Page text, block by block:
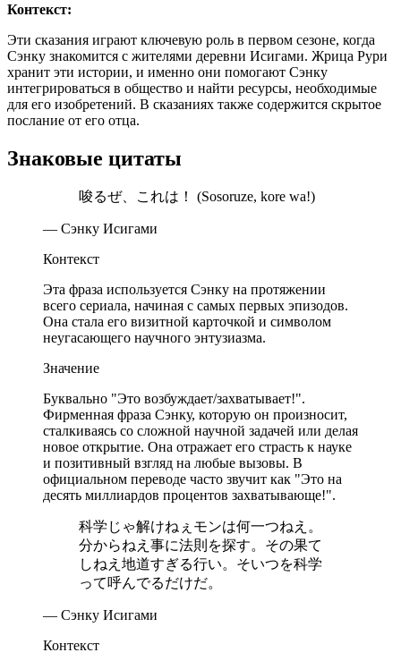
Контекст:
Эти сказания играют ключевую роль в первом сезоне, когда
Сэнку знакомится с жителями деревни Исигами. Жрица Рури
хранит эти истории, и именно они помогают Сэнку
интегрироваться в общество и найти ресурсы, необходимые
для его изобретений. В сказаниях также содержится скрытое
послание от его отца.
Знаковые цитаты
唆るぜ、これは！ (Sosoruze, kore wa!)
— Сэнку Исигами
Контекст
Эта фраза используется Сэнку на протяжении
всего сериала, начиная с самых первых эпизодов.
Она стала его визитной карточкой и символом
неугасающего научного энтузиазма.
Значение
Буквально "Это возбуждает/захватывает!".
Фирменная фраза Сэнку, которую он произносит,
сталкиваясь со сложной научной задачей или делая
новое открытие. Она отражает его страсть к науке
и позитивный взгляд на любые вызовы. В
официальном переводе часто звучит как "Это на
десять миллиардов процентов захватывающе!".
科学じゃ解けねぇモンは何一つねえ。
分からねえ事に法則を探す。その果て
しねえ地道すぎる行い。そいつを科学
って呼んでるだけだ。
— Сэнку Исигами
Контекст